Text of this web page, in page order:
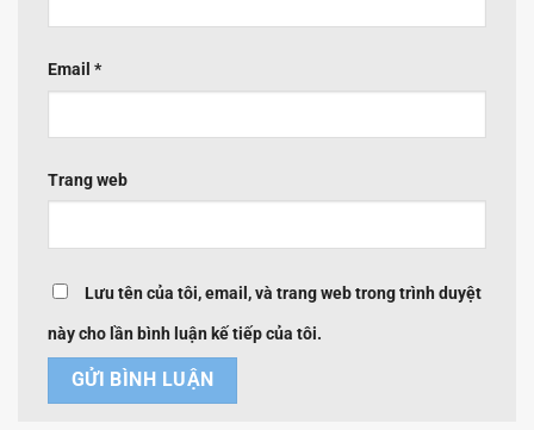
Email *
Trang web
Lưu tên của tôi, email, và trang web trong trình duyệt
này cho lần bình luận kế tiếp của tôi.